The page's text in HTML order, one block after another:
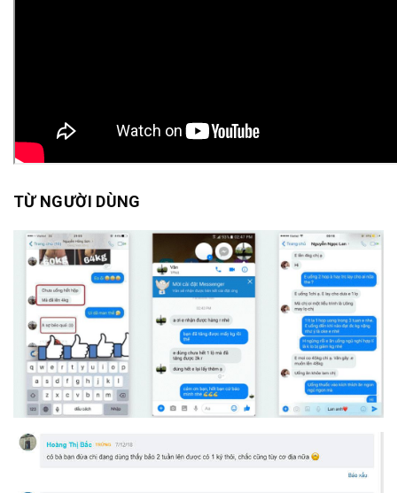
TỪ NGƯỜI DÙNG